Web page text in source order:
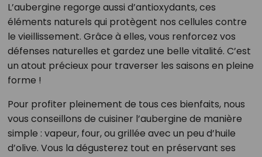
L’aubergine regorge aussi d’antioxydants, ces
éléments naturels qui protègent nos cellules contre
le vieillissement. Grâce à elles, vous renforcez vos
défenses naturelles et gardez une belle vitalité. C’est
un atout précieux pour traverser les saisons en pleine
forme !
Pour profiter pleinement de tous ces bienfaits, nous
vous conseillons de cuisiner l’aubergine de manière
simple : vapeur, four, ou grillée avec un peu d’huile
d’olive. Vous la dégusterez tout en préservant ses